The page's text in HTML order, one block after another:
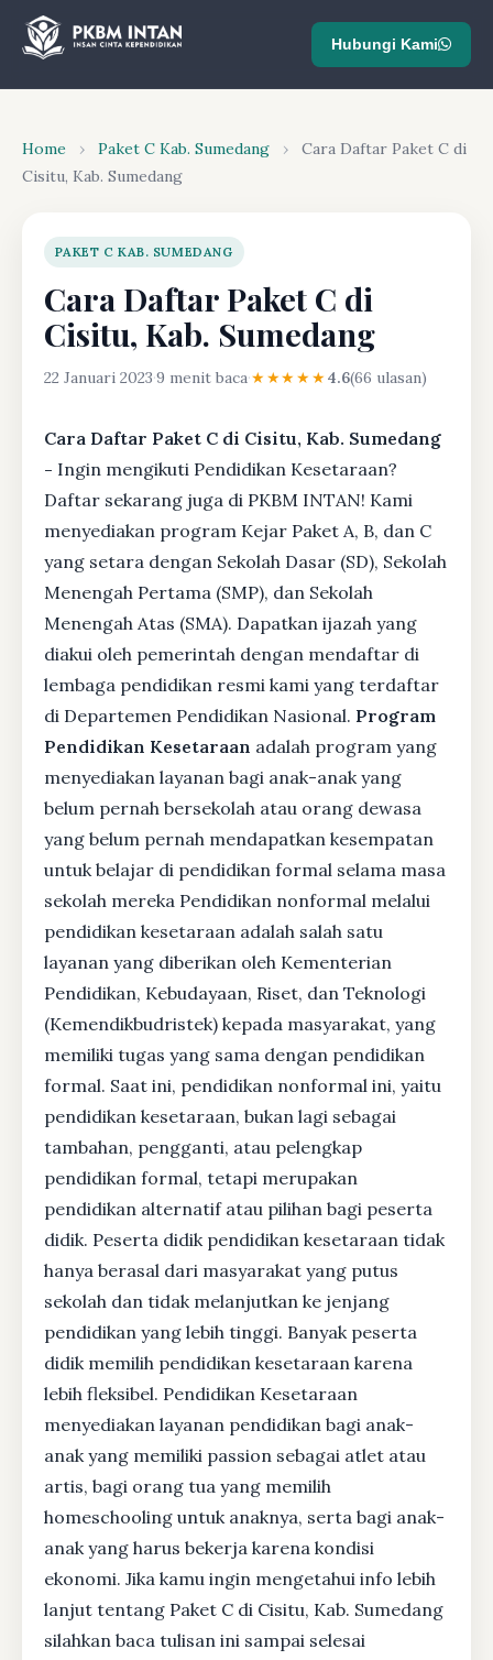
Hubungi Kami
Home › Paket C Kab. Sumedang ›
Cara Daftar Paket C di
Cisitu, Kab. Sumedang
PAKET C KAB. SUMEDANG
Cara Daftar Paket C di
Cisitu, Kab. Sumedang
22 Januari 2023·9 menit baca·★★★★★4.6(66 ulasan)
Cara Daftar Paket C di Cisitu, Kab. Sumedang
- Ingin mengikuti Pendidikan Kesetaraan?
Daftar sekarang juga di PKBM INTAN! Kami
menyediakan program Kejar Paket A, B, dan C
yang setara dengan Sekolah Dasar (SD), Sekolah
Menengah Pertama (SMP), dan Sekolah
Menengah Atas (SMA). Dapatkan ijazah yang
diakui oleh pemerintah dengan mendaftar di
lembaga pendidikan resmi kami yang terdaftar
di Departemen Pendidikan Nasional. Program
Pendidikan Kesetaraan adalah program yang
menyediakan layanan bagi anak-anak yang
belum pernah bersekolah atau orang dewasa
yang belum pernah mendapatkan kesempatan
untuk belajar di pendidikan formal selama masa
sekolah mereka Pendidikan nonformal melalui
pendidikan kesetaraan adalah salah satu
layanan yang diberikan oleh Kementerian
Pendidikan, Kebudayaan, Riset, dan Teknologi
(Kemendikbudristek) kepada masyarakat, yang
memiliki tugas yang sama dengan pendidikan
formal. Saat ini, pendidikan nonformal ini, yaitu
pendidikan kesetaraan, bukan lagi sebagai
tambahan, pengganti, atau pelengkap
pendidikan formal, tetapi merupakan
pendidikan alternatif atau pilihan bagi peserta
didik. Peserta didik pendidikan kesetaraan tidak
hanya berasal dari masyarakat yang putus
sekolah dan tidak melanjutkan ke jenjang
pendidikan yang lebih tinggi. Banyak peserta
didik memilih pendidikan kesetaraan karena
lebih fleksibel. Pendidikan Kesetaraan
menyediakan layanan pendidikan bagi anak-
anak yang memiliki passion sebagai atlet atau
artis, bagi orang tua yang memilih
homeschooling untuk anaknya, serta bagi anak-
anak yang harus bekerja karena kondisi
ekonomi. Jika kamu ingin mengetahui info lebih
lanjut tentang Paket C di Cisitu, Kab. Sumedang
silahkan baca tulisan ini sampai selesai